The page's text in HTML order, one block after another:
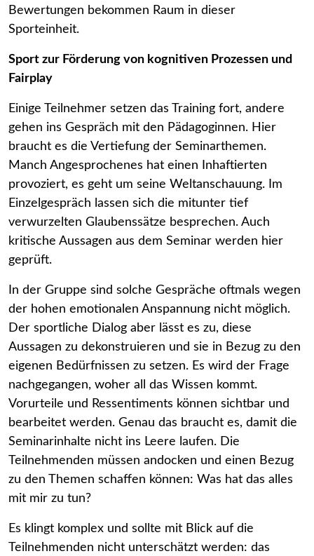
Bewertungen bekommen Raum in dieser
Sporteinheit.
Sport zur Förderung von kognitiven Prozessen und
Fairplay
Einige Teilnehmer setzen das Training fort, andere
gehen ins Gespräch mit den Pädagoginnen. Hier
braucht es die Vertiefung der Seminarthemen.
Manch Angesprochenes hat einen Inhaftierten
provoziert, es geht um seine Weltanschauung. Im
Einzelgespräch lassen sich die mitunter tief
verwurzelten Glaubenssätze besprechen. Auch
kritische Aussagen aus dem Seminar werden hier
geprüft.
In der Gruppe sind solche Gespräche oftmals wegen
der hohen emotionalen Anspannung nicht möglich.
Der sportliche Dialog aber lässt es zu, diese
Aussagen zu dekonstruieren und sie in Bezug zu den
eigenen Bedürfnissen zu setzen. Es wird der Frage
nachgegangen, woher all das Wissen kommt.
Vorurteile und Ressentiments können sichtbar und
bearbeitet werden. Genau das braucht es, damit die
Seminarinhalte nicht ins Leere laufen. Die
Teilnehmenden müssen andocken und einen Bezug
zu den Themen schaffen können: Was hat das alles
mit mir zu tun?
Es klingt komplex und sollte mit Blick auf die
Teilnehmenden nicht unterschätzt werden: das